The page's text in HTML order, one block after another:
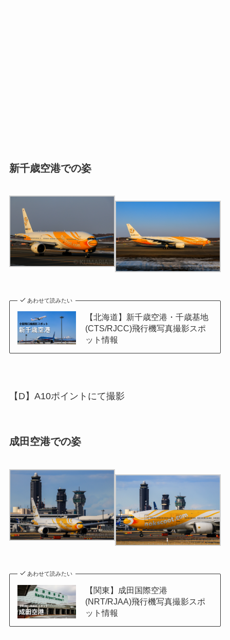
新千歳空港での姿
あわせて読みたい
【北海道】新千歳空港・千歳基地
(CTS/RJCC)飛行機写真撮影スポ
ット情報
【D】A10ポイントにて撮影
成田空港での姿
あわせて読みたい
【関東】成田国際空港
(NRT/RJAA)飛行機写真撮影スポ
ット情報